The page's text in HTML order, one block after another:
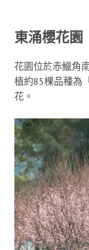
東涌櫻花園
花園位於赤鱲角
植約85棵品種為
花。